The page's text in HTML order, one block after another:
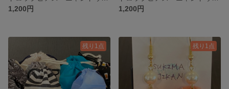
1,200円
1,200円
残り1点 残り1点